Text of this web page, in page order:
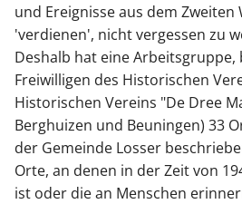
und Ereignisse aus dem Zweiten
'verdienen', nicht vergessen zu
Deshalb hat eine Arbeitsgruppe,
Freiwilligen des Historischen
Historischen Vereins "De Dree
Berghuizen und Beuningen) 33
der Gemeinde Losser
Orte, an denen in der Zeit von
ist oder die an Menschen